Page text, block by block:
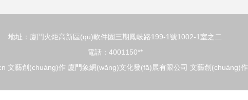
地址：廈門火炬高新區(qū)軟件園三期鳳岐路199-1號1002-1室之二
電話：4001150**
文藝創(chuàng)作 廈門象網(wǎng)文化發(fā)展有限公司 文藝創(chuàng)作